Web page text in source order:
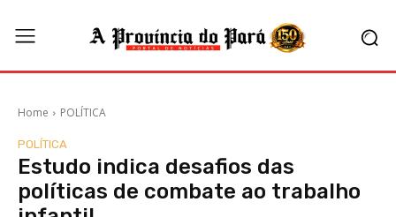
Home POLÍTICA
POLÍTICA
Estudo indica desafios das
políticas de combate ao trabalho